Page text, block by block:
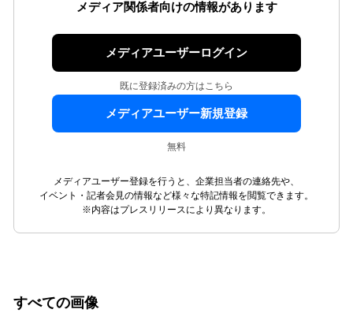
メディア関係者向けの情報があります
メディアユーザーログイン
既に登録済みの方はこちら
メディアユーザー新規登録
無料
メディアユーザー登録を行うと、企業担当者の連絡先や、
イベント・記者会見の情報など様々な特記情報を閲覧できます。
※内容はプレスリリースにより異なります。
すべての画像